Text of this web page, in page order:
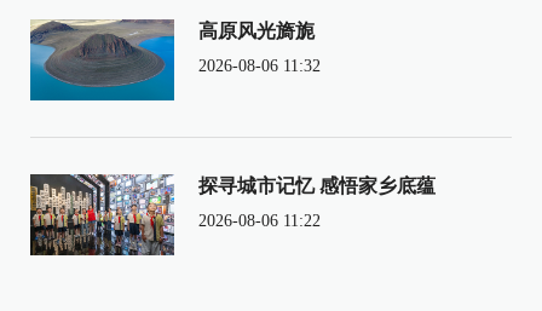
高原风光旖旎
2026-08-06 11:32
探寻城市记忆 感悟家乡底蕴
2026-08-06 11:22